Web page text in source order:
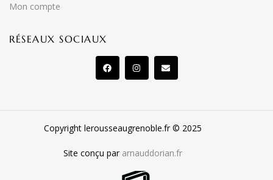
Mon compte
RÉSEAUX SOCIAUX
Copyright lerousseaugrenoble.fr © 2025
Site conçu par arnauddorian.fr